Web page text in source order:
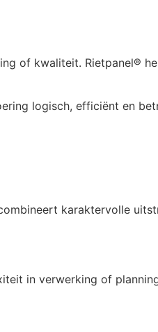
of kwaliteit. Rietpanel®
logisch, efficiënt en
karaktervolle
in verwerking of